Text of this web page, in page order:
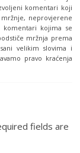
komentari koji
neprovjerene
komentari kojima se
mržnja prema
velikim slovima i
pravo kraćenja
fields are